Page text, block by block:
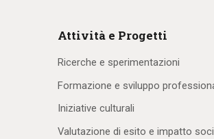
Attività e Progetti
Ricerche e sperimentazioni
Formazione e sviluppo
Iniziative culturali
Valutazione di esito e impatto